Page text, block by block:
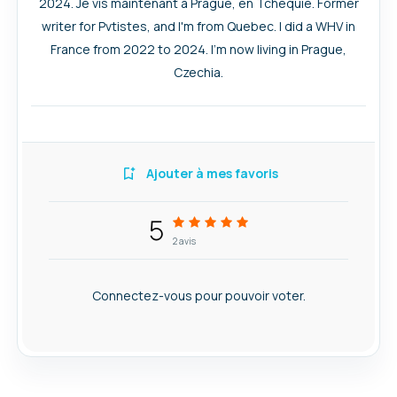
writer for Pvtistes, and I'm from Quebec. I did a WHV in
France from 2022 to 2024. I’m now living in Prague,
Czechia.
Ajouter à mes favoris
5 2avis
Connectez-vous pour pouvoir voter.